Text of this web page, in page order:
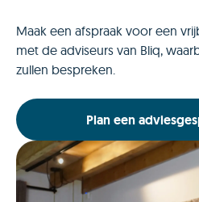
Maak een afspraak voor een
met de adviseurs van Bliq,
zullen bespreken.
Plan een